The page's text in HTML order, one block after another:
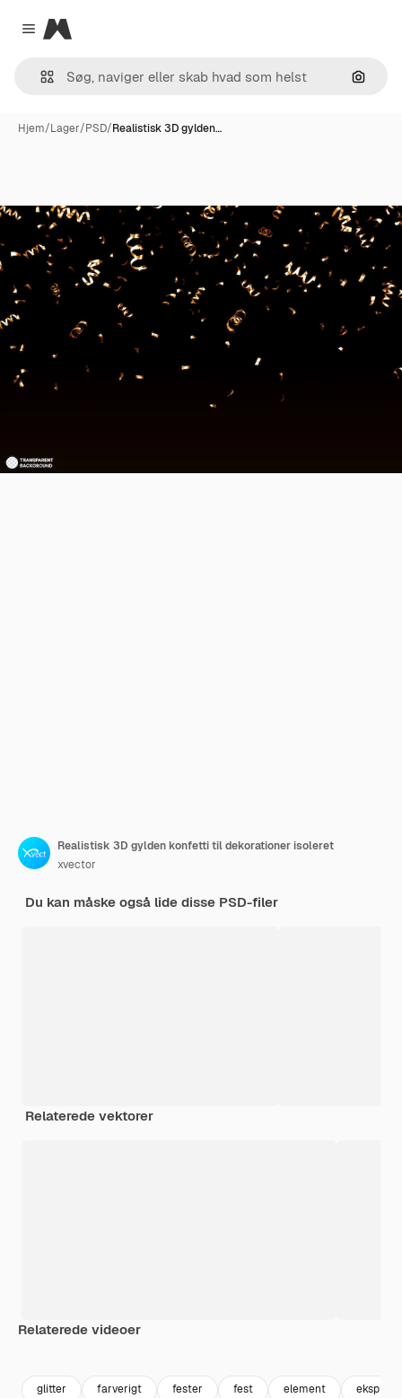
Close menu
Magnific
Søg
Hjem/Lager/PSD/Realistisk 3D gylden…
Realistisk 3D gylden konfetti til dekorationer isoleret
xvector
Du kan måske også lide disse PSD-filer
Relaterede vektorer
Relaterede videoer
glitter farverigt fester fest element